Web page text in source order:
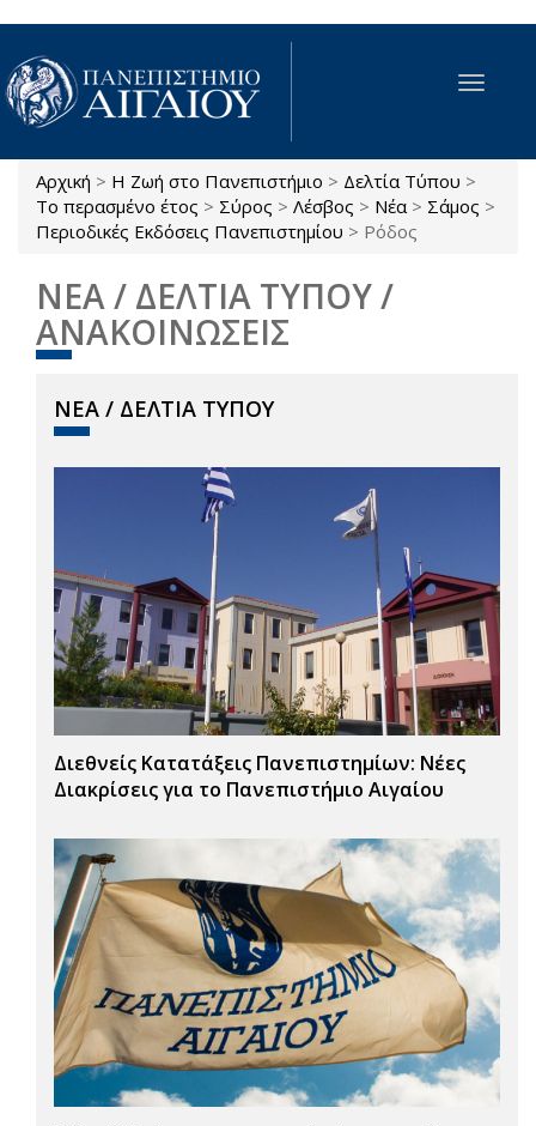
Παράκαμψη προς το κυρίως περιεχόμενο
Toggle
Είστε εδώ
Αρχική > Η Ζωή στο Πανεπιστήμιο > Δελτία Τύπου >
Το περασμένο έτος > Σύρος > Λέσβος > Νέα > Σάμος >
Περιοδικές Εκδόσεις Πανεπιστημίου > Ρόδος
ΝΕΑ / ΔΕΛΤΙΑ ΤΥΠΟΥ /
ΑΝΑΚΟΙΝΩΣΕΙΣ
ΝΕΑ / ΔΕΛΤΙΑ ΤΥΠΟΥ
Διεθνείς Κατατάξεις Πανεπιστημίων: Νέες
Διακρίσεις για το Πανεπιστήμιο Αιγαίου